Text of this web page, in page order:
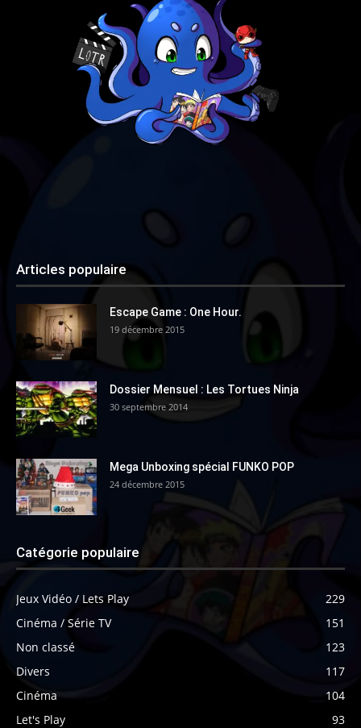
Articles populaire
Escape Game : One Hour.
19 décembre 2015
Dossier Mensuel : Les Tortues Ninja
30 septembre 2014
Mega Unboxing spécial FUNKO POP
24 décembre 2015
Catégorie populaire
Jeux Vidéo / Lets Play
229
Cinéma / Série TV
151
Non classé
123
Divers
117
Cinéma
104
Let's Play
93